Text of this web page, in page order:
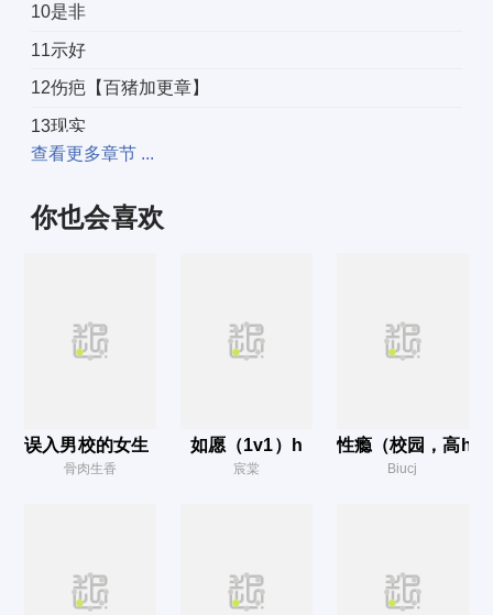
10是非
11示好
12伤疤【百猪加更章】
13现实
14情事（h）
15合作 po1 8no w.c om
18惩罚（hh）
19不满（hh）
21觥筹 p o1 8b t. co m
22爱恨（h）
查看更多章节 ...
你也会喜欢
误入男校的女生（高h、np、乱伦）
骨肉生香
如愿（1v1）h
宸棠
性瘾（校园，高h）
Biucj